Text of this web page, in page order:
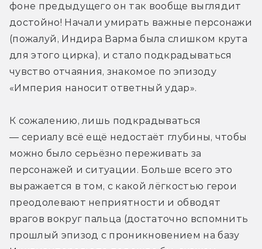
фоне предыдущего он так вообще выглядит
достойно! Начали умирать важные персонажи
(пожалуй, Индира Варма была слишком крута
для этого цирка), и стало подкрадываться
чувство отчаяния, знакомое по эпизоду
«Империя наносит ответный удар».
К сожалению, лишь подкрадываться
— сериалу всё ещё недостаёт глубины, чтобы
можно было серьёзно переживать за
персонажей и ситуации. Больше всего это
выражается в том, с какой лёгкостью герои
преодолевают неприятности и обводят
врагов вокруг пальца (достаточно вспомнить
прошлый эпизод с проникновением на базу